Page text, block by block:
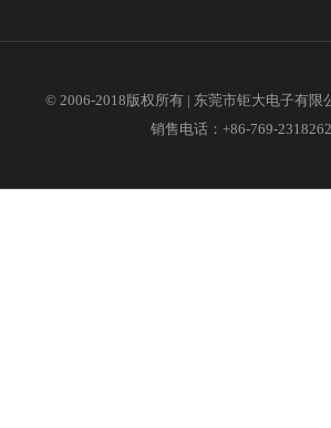
© 2006-2018版权所有 | 东莞市钜大电子有
销售电话：+86-769-